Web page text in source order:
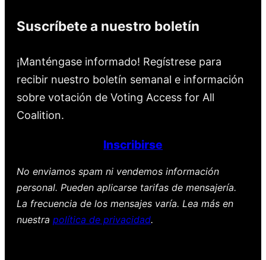
Suscríbete a nuestro boletín
¡Manténgase informado! Regístrese para
recibir nuestro boletín semanal e información
sobre votación de Voting Access for All
Coalition.
Inscribirse
No enviamos spam ni vendemos información
personal. Pueden aplicarse tarifas de mensajería.
La frecuencia de los mensajes varía. Lea más en
nuestra política de privacidad.